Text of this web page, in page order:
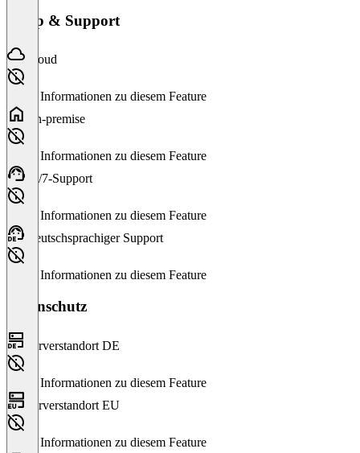
Setup & Support
Cloud
Keine Informationen zu diesem Feature
On-premise
Keine Informationen zu diesem Feature
24/7-Support
Keine Informationen zu diesem Feature
Deutschsprachiger Support
Keine Informationen zu diesem Feature
Datenschutz
Serverstandort DE
Keine Informationen zu diesem Feature
Serverstandort EU
Keine Informationen zu diesem Feature